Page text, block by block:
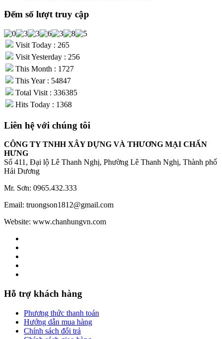
Đếm số lượt truy cập
Visit Today : 265
Visit Yesterday : 256
This Month : 1727
This Year : 54847
Total Visit : 336385
Hits Today : 1368
Liên hệ với chúng tôi
CÔNG TY TNHH XÂY DỰNG VÀ THƯƠNG MẠI CHẤN
HƯNG
Số 411, Đại lộ Lê Thanh Nghị, Phường Lê Thanh Nghị, Thành phố
Hải Dương
Mr. Sơn: 0965.432.333
Email: truongson1812@gmail.com
Website: www.chanhungvn.com
Hỗ trợ khách hàng
Phương thức thanh toán
Hướng dẫn mua hàng
Chính sách đổi trả